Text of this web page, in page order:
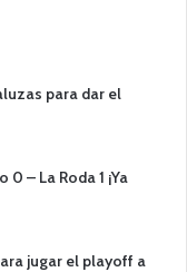
para dar el
– La Roda 1 ¡Ya
jugar el playoff a